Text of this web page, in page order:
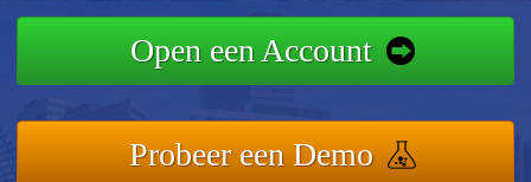
Open een Account
Probeer een Demo